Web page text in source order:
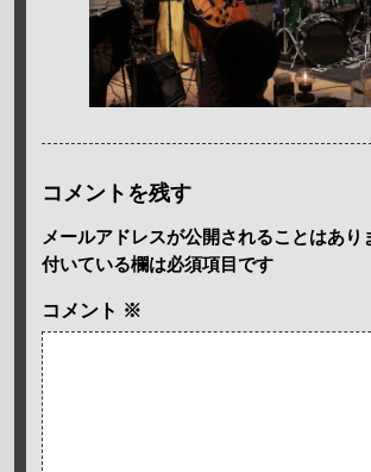
コメントを残す
メールアドレスが公開されることはあり
付いている欄は必須項目です
コメント ※